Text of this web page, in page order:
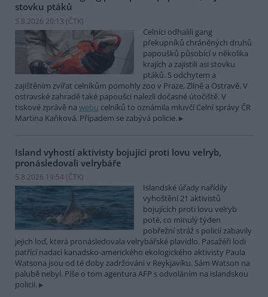
stovku ptáků
5.8.2026 20:13 (ČTK)
Celníci odhalili gang
překupníků chráněných druhů
papoušků působící v několika
krajích a zajistili asi stovku
ptáků. S odchytem a
zajištěním zvířat celníkům pomohly zoo v Praze, Zlíně a Ostravě. V
ostravské zahradě také papoušci nalezli dočasné útočiště. V
tiskové zprávě na webu celníků to oznámila mluvčí Celní správy ČR
Martina Kaňková. Případem se zabývá policie.
Island vyhostí aktivisty bojující proti lovu velryb,
pronásledovali velrybáře
5.8.2026 19:54 (ČTK)
Islandské úřady nařídily
vyhoštění 21 aktivistů
bojujících proti lovu velryb
poté, co minulý týden
pobřežní stráž s policií zabavily
jejich loď, která pronásledovala velrybářské plavidlo. Pasažéři lodi
patřící nadaci kanadsko-amerického ekologického aktivisty Paula
Watsona jsou od té doby zadržováni v Reykjavíku. Sám Watson na
palubě nebyl. Píše o tom agentura AFP s odvoláním na islandskou
policii.